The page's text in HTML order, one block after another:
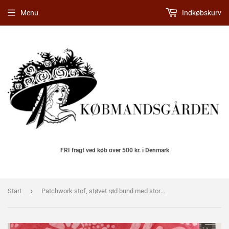
FRI fragt ved køb over 500 kr. i Denmark
Menu Indkøbskurv
Start › Patchwork stof, støvet rød bund med store forskellige lyserøde blomster på stilke .